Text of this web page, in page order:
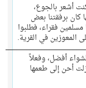
أشعر بالجوع،
كان برفقتنا بعض
مسلمين فقراء، فطلبوا
المعوزين في القرية.
أفضل، وفعلاً
أحن إلى طعمها